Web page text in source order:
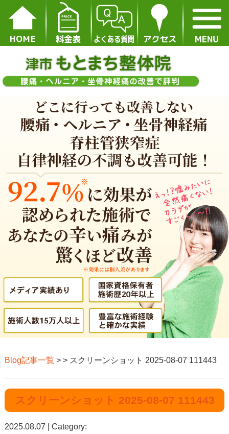
Blog記事一覧 > > スクリーンショット 2025-08-07 111443
スクリーンショット 2025-08-07 111443
2025.08.07 | Category: